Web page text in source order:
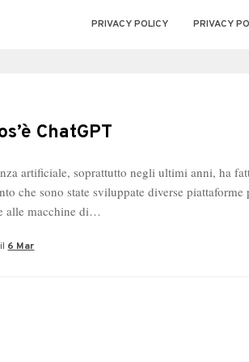
PRIVACY POLICY PRIVACY
ChatGPT
artificiale, soprattutto negli ultimi anni, ha
che sono state sviluppate diverse piattaforme
alle macchine di…
6 Mar